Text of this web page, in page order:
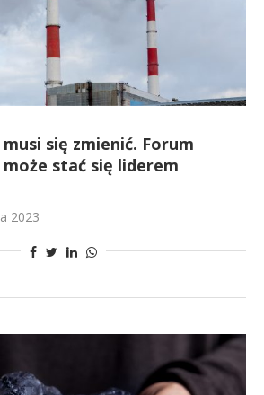
się zmienić. Forum
stać się liderem
2023